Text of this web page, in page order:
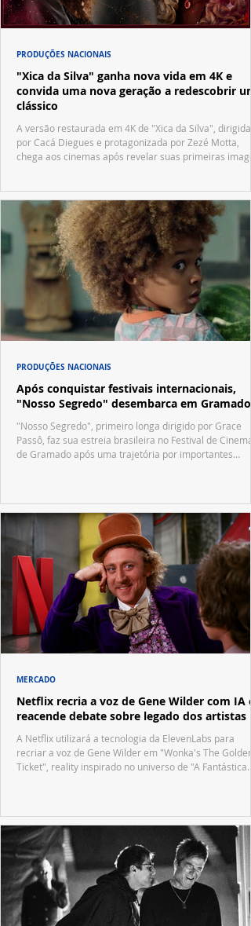
"Xica da Silva" ganha nova vida em 4K e
convida uma nova geração a redescobrir um
clássico
A versão restaurada em 4K de "Xica da Silva", dirigida
por Cacá Diegues e protagonizada por Zezé Motta,
chega aos cinemas após revelar suas primeiras
PRODUÇÕES NACIONAIS
Após conquistar festivais internacionais,
"Nosso Segredo" desembarca em Gramado
"Nosso Segredo", primeiro longa dirigido por Grace
Passô, faz sua estreia brasileira no Festival de Cinema
de Gramado após uma trajetória por importantes
PRODUÇÕES NACIONAIS
Netflix recria a voz de Gene Wilder com IA e
reacende debate sobre legado dos artistas
A Netflix utilizará a tecnologia da ElevenLabs para
recriar a voz de Gene Wilder em "Wonka's The Golden
Ticket", reality inspirado no universo de "A Fantástica
MERCADO